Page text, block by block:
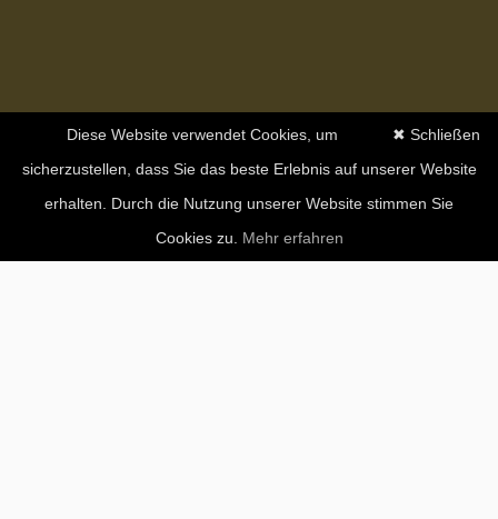
✖ Schließen
Diese Website verwendet Cookies, um
sicherzustellen, dass Sie das beste Erlebnis auf unserer Website
erhalten. Durch die Nutzung unserer Website stimmen Sie
Cookies zu. Mehr erfahren